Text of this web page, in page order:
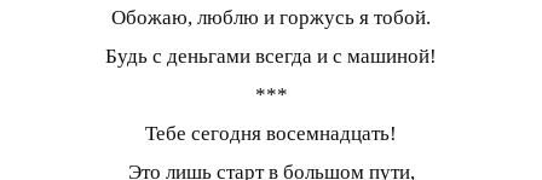
Обожаю, люблю и горжусь я тобой.
Будь с деньгами всегда и с машиной!
***
Тебе сегодня восемнадцать!
Это лишь старт в большом пути,